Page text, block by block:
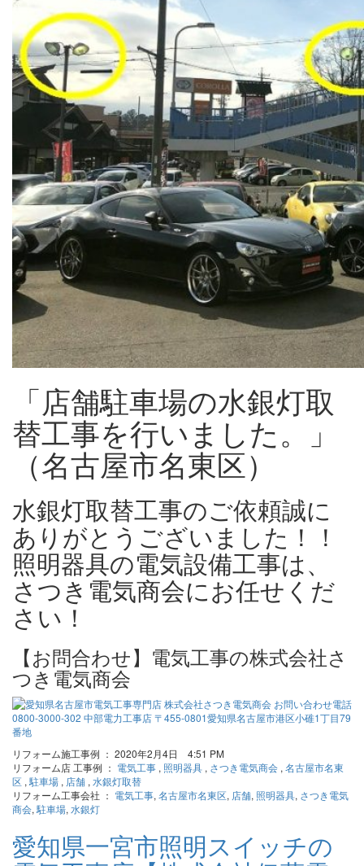
「店舗駐車場の水銀灯取
替工事を行いました。」
（名古屋市名東区）
水銀灯取替工事のご依頼誠に
ありがとうございました！！
照明器具の電気設備工事は、
さつき電気商会にお任せくだ
さい！
【お問合わせ】電気工事の株式会社さ
つき電気商会
リフォーム施工事例 ： 2020年2月4日 4:51 PM
リフォーム店 工事例 ： 電気工事 , 照明器具 , さつき電気商会 , 名古屋市名東
区 , 駐車場 , 店舗 , 水銀灯取替
リフォーム工事会社 ： 電気工事, 名古屋市名東区, 店舗, 照明器具, さつき電気
商会, 駐車場, 水銀灯
愛知県一宮市照明スイッチの